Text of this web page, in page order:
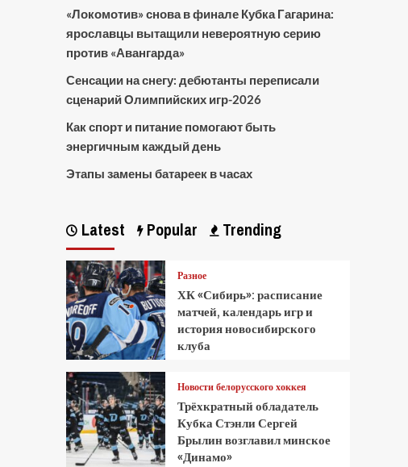
«Локомотив» снова в финале Кубка Гагарина:
ярославцы вытащили невероятную серию
против «Авангарда»
Сенсации на снегу: дебютанты переписали
сценарий Олимпийских игр-2026
Как спорт и питание помогают быть
энергичным каждый день
Этапы замены батареек в часах
Latest Popular Trending
Разное
ХК «Сибирь»: расписание
матчей, календарь игр и
история новосибирского
клуба
Новости белорусского хоккея
Трёхкратный обладатель
Кубка Стэнли Сергей
Брылин возглавил минское
«Динамо»